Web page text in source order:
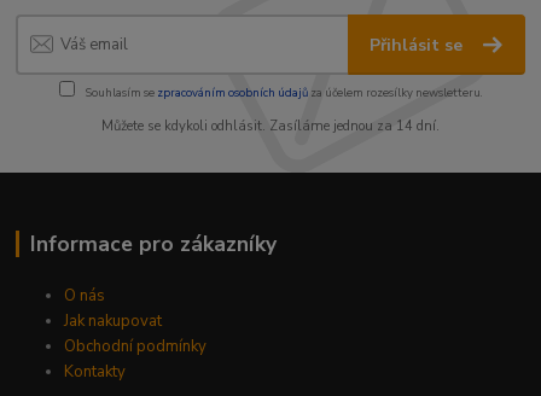
Přihlásit se
Souhlasím se zpracováním osobních údajůza účelem rozesílky newsletteru.
Můžete se kdykoli odhlásit. Zasíláme jednou za 14 dní.
Informace pro zákazníky
O nás
Jak nakupovat
Obchodní podmínky
Kontakty